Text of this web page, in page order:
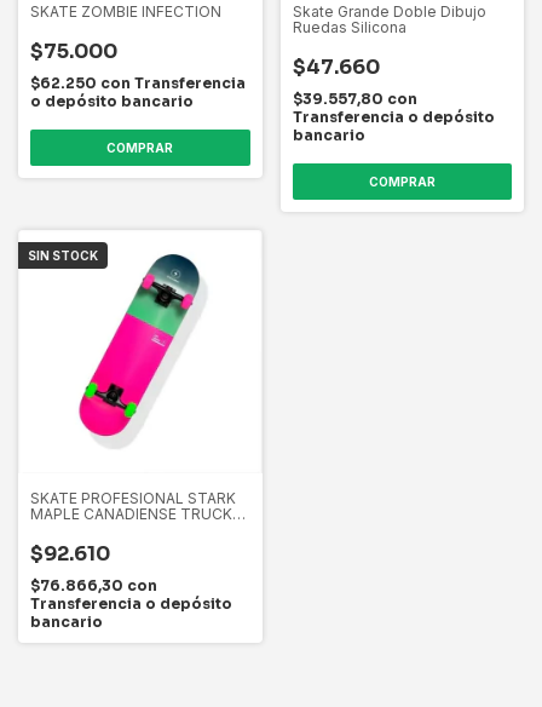
SKATE ZOMBIE INFECTION
$75.000
$62.250 con Transferencia
o depósito bancario
COMPRAR
Skate Grande Doble Dibujo
Ruedas Silicona
$47.660
$39.557,80 con
Transferencia o depósito
bancario
COMPRAR
SIN STOCK
SKATE PROFESIONAL STARK
MAPLE CANADIENSE TRUCK
$92.610
$76.866,30 con
Transferencia o depósito
bancario